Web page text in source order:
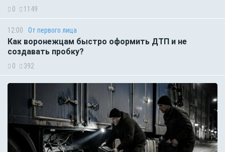
0 1149
12:00 От первого лица
Как воронежцам быстро оформить ДТП и не
создавать пробку?
0 392